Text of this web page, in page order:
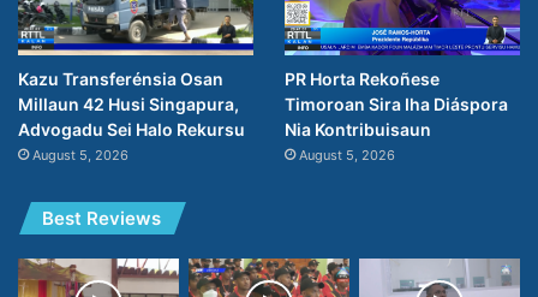
Kazu Transferénsia Osan
Millaun 42 Husi Singapura,
Advogadu Sei Halo Rekursu
August 5, 2026
PR Horta Rekoñese
Timoroan Sira Iha Diáspora
Nia Kontribuisaun
August 5, 2026
Best Reviews